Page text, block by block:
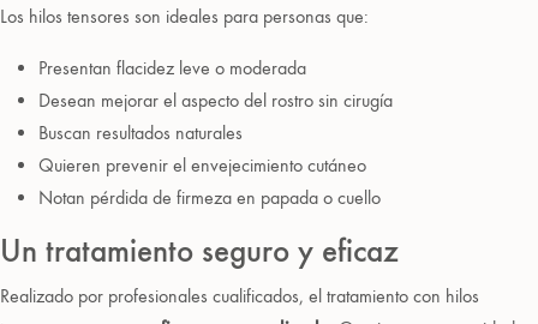
Los hilos tensores son ideales para personas que:
Presentan flacidez leve o moderada
Desean mejorar el aspecto del rostro sin cirugía
Buscan resultados naturales
Quieren prevenir el envejecimiento cutáneo
Notan pérdida de firmeza en papada o cuello
Un tratamiento seguro y eficaz
Realizado por profesionales cualificados, el tratamiento con hilos